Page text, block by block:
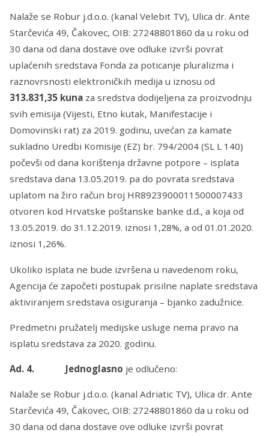
Nalaže se Robur j.d.o.o. (kanal Velebit TV), Ulica dr. Ante
Starčevića 49, Čakovec, OIB: 27248801860 da u roku od
30 dana od dana dostave ove odluke izvrši povrat
uplaćenih sredstava Fonda za poticanje pluralizma i
raznovrsnosti elektroničkih medija u iznosu od
313.831,35 kuna za sredstva dodijeljena za proizvodnju
svih emisija (Vijesti, Etno kutak, Manifestacije i
Domovinski rat) za 2019. godinu, uvećan za kamate
sukladno Uredbi Komisije (EZ) br. 794/2004 (SL L 140)
počevši od dana korištenja državne potpore – isplata
sredstava dana 13.05.2019. pa do povrata sredstava
uplatom na žiro račun broj HR8923900011500007433
otvoren kod Hrvatske poštanske banke d.d., a koja od
13.05.2019. do 31.12.2019. iznosi 1,28%, a od 01.01.2020.
iznosi 1,26%.
Ukoliko isplata ne bude izvršena u navedenom roku,
Agencija će započeti postupak prisilne naplate sredstava
aktiviranjem sredstava osiguranja – bjanko zadužnice.
Predmetni pružatelj medijske usluge nema pravo na
isplatu sredstava za 2020. godinu.
Ad. 4. Jednoglasno je odlučeno:
Nalaže se Robur j.d.o.o. (kanal Adriatic TV), Ulica dr. Ante
Starčevića 49, Čakovec, OIB: 27248801860 da u roku od
30 dana od dana dostave ove odluke izvrši povrat